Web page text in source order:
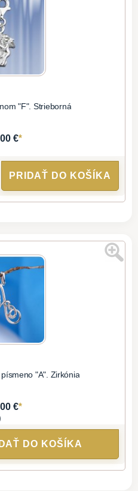
"F". Strieborná
€*
PRIDAŤ DO KOŠÍKA
"A". Zirkónia
€*
DO KOŠÍKA